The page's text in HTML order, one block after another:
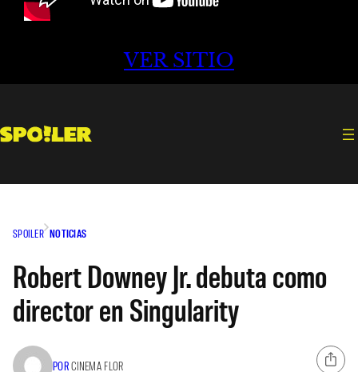
VER SITIO
SPOILER NOTICIAS
Robert Downey Jr. debuta como
director en Singularity
PORCINEMA FLOR